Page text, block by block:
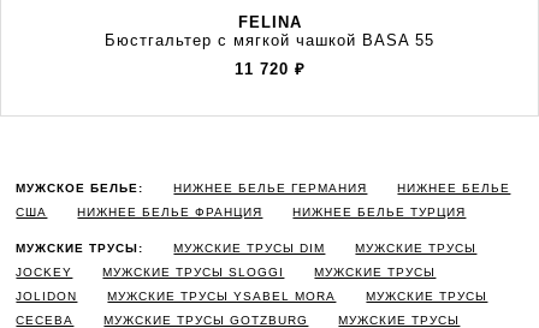
FELINA
Бюстгальтер с мягкой чашкой BASA 55
11 720 ₽
МУЖСКОЕ БЕЛЬЕ: НИЖНЕЕ БЕЛЬЕ ГЕРМАНИЯ
НИЖНЕЕ БЕЛЬЕ
США
НИЖНЕЕ БЕЛЬЕ ФРАНЦИЯ НИЖНЕЕ БЕЛЬЕ ТУРЦИЯ
МУЖСКИЕ ТРУСЫ: МУЖСКИЕ ТРУСЫ DIM
МУЖСКИЕ ТРУСЫ
JOCKEY
МУЖСКИЕ ТРУСЫ SLOGGI
МУЖСКИЕ ТРУСЫ
JOLIDON
МУЖСКИЕ ТРУСЫ YSABEL MORA
МУЖСКИЕ ТРУСЫ
CECEBA
МУЖСКИЕ ТРУСЫ GOTZBURG
МУЖСКИЕ ТРУСЫ